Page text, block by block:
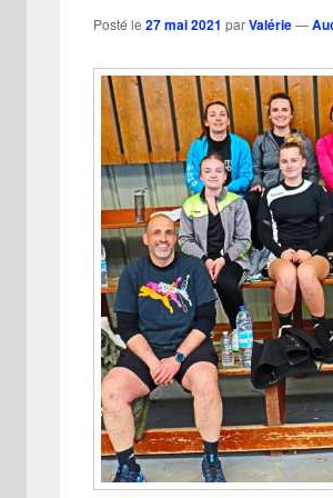
Posté le 27 mai 2021 parValérie—